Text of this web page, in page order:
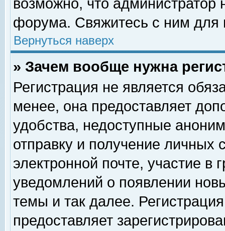
возможно, что
форума. Свяжитесь с ним для
Вернуться наверх
» Зачем вообще нужна
Регистрация не является
менее, она предоставляет
удобства, недоступные
отправку и получение личных
электронной почте, участие в
уведомлений о появлении
темы и так далее.
предоставляет